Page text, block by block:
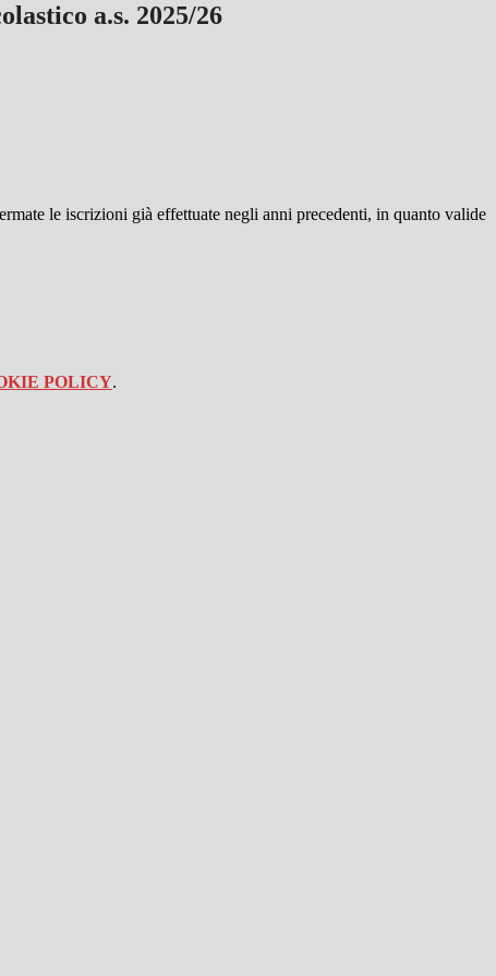
a.s. 2025/26
le iscrizioni già effettuate negli anni precedenti, in quanto valide
POLICY.